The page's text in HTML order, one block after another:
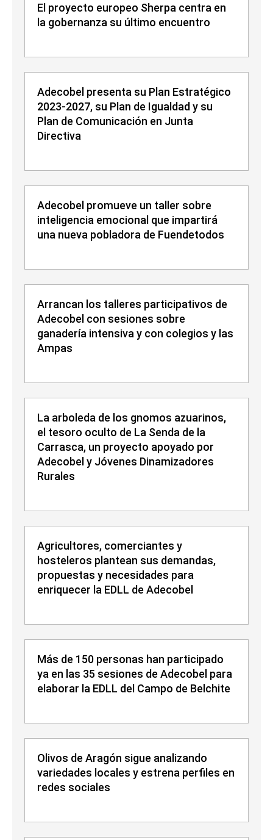
El proyecto europeo Sherpa centra en
la gobernanza su último encuentro
Adecobel presenta su Plan Estratégico
2023-2027, su Plan de Igualdad y su
Plan de Comunicación en Junta
Directiva
Adecobel promueve un taller sobre
inteligencia emocional que impartirá
una nueva pobladora de Fuendetodos
Arrancan los talleres participativos de
Adecobel con sesiones sobre
ganadería intensiva y con colegios y las
Ampas
La arboleda de los gnomos azuarinos,
el tesoro oculto de La Senda de la
Carrasca, un proyecto apoyado por
Adecobel y Jóvenes Dinamizadores
Rurales
Agricultores, comerciantes y
hosteleros plantean sus demandas,
propuestas y necesidades para
enriquecer la EDLL de Adecobel
Más de 150 personas han participado
ya en las 35 sesiones de Adecobel para
elaborar la EDLL del Campo de Belchite
Olivos de Aragón sigue analizando
variedades locales y estrena perfiles en
redes sociales